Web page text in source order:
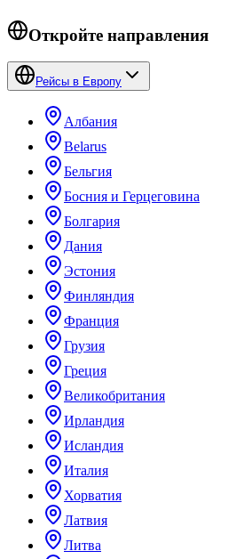
Откройте направления
Рейсы в Европу
Албания
Belarus
Бельгия
Босния и Герцеговина
Болгария
Дания
Эстония
Финляндия
Франция
Грузия
Греция
Великобритания
Ирландия
Исландия
Италия
Хорватия
Латвия
Литва